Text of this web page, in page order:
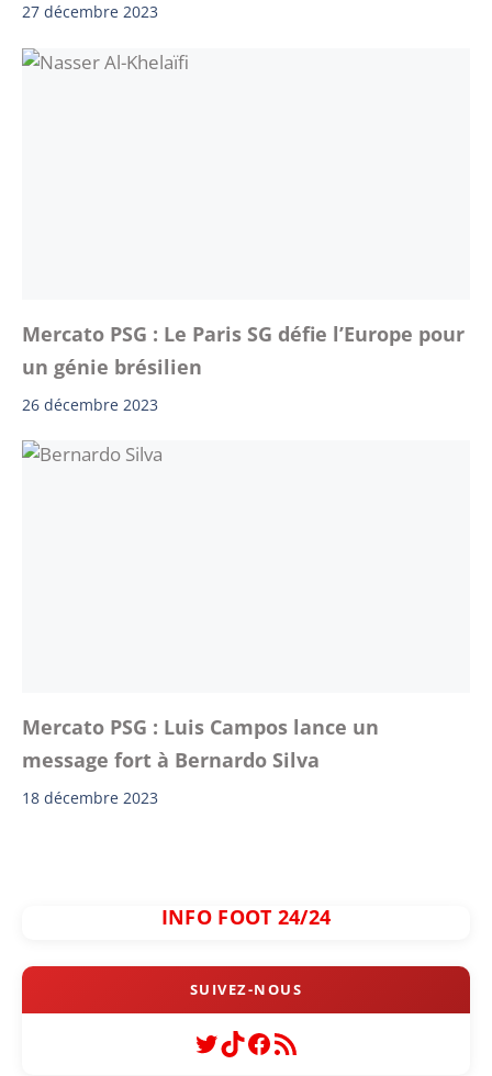
27 décembre 2023
Mercato PSG : Le Paris SG défie l’Europe pour
un génie brésilien
26 décembre 2023
Mercato PSG : Luis Campos lance un
message fort à Bernardo Silva
18 décembre 2023
INFO FOOT 24/24
Twitter
TikTok
Facebook
Flux RSS